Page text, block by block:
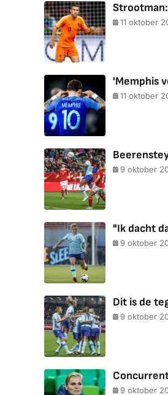
11 oktober
'Memphis
11 oktober
9 oktober
"Ik dacht
9 oktober
Dit is de
9 oktober
9 oktober